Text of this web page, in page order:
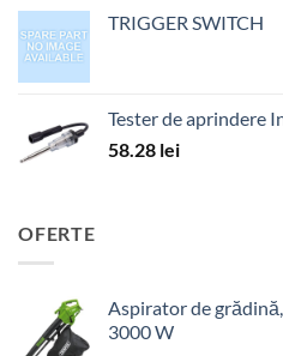
TRIGGER SWITCH
Tester de aprindere
58.28 lei
OFERTE
Aspirator de
3000 W